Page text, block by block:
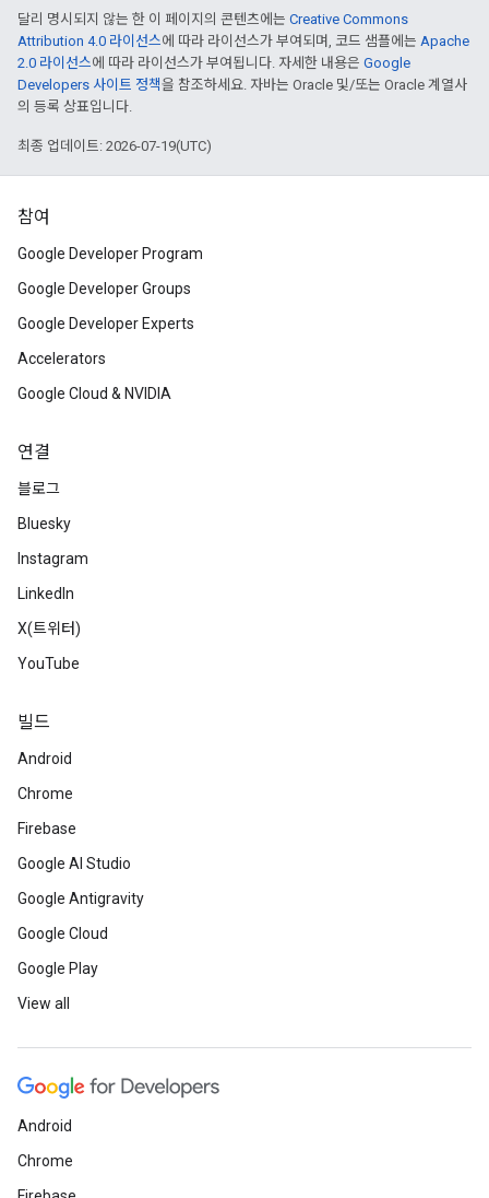
달리 명시되지 않는 한 이 페이지의 콘텐츠에는 Creative Commons
Attribution 4.0 라이선스에 따라 라이선스가 부여되며, 코드 샘플에는 Apache
2.0 라이선스에 따라 라이선스가 부여됩니다. 자세한 내용은 Google
Developers 사이트 정책을 참조하세요. 자바는 Oracle 및/또는 Oracle 계열사
의 등록 상표입니다.
최종 업데이트: 2026-07-19(UTC)
참여
Google Developer Program
Google Developer Groups
Google Developer Experts
Accelerators
Google Cloud & NVIDIA
연결
블로그
Bluesky
Instagram
LinkedIn
X(트위터)
YouTube
빌드
Android
Chrome
Firebase
Google AI Studio
Google Antigravity
Google Cloud
Google Play
View all
Android
Chrome